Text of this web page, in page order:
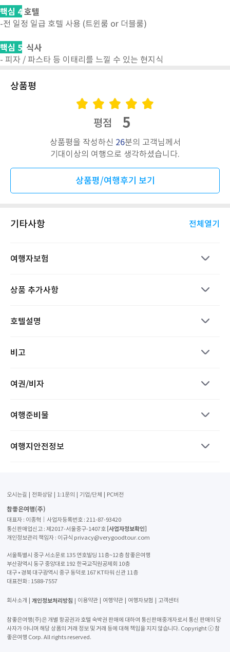
핵심 4호텔
-전 일정 일급 호텔 사용 (트윈룸 or 더블룸)
핵심 5 식사
- 피자 / 파스타 등 이태리를 느낄 수 있는 현지식
상품평
평점 5
상품평을 작성하신 26분의 고객님께서
기대이상의 여행으로 생각하셨습니다.
상품평/여행후기 보기
기타사항 전체열기
여행자보험
상품 추가사항
호텔설명
비고
여권/비자
여행준비물
여행지안전정보
오시는길 전화상담 1:1문의 기업/단체 PC버전
참좋은여행(주)
대표자 : 이종혁│사업자등록번호 : 211-87-93420
통신판매업신고 : 제2017-서울중구-1407호 [사업자정보확인]
개인정보관리 책임자 : 이규식 privacy@verygoodtour.com
서울특별시 중구 서소문로 135 연호빌딩 11층~12층 참좋은여행
부산광역시 동구 중앙대로 192 한국교직원공제회 10층
대구 • 경북 대구광역시 중구 동덕로 167 KT타워 신관 11층
대표전화 : 1588-7557
회사소개 개인정보처리방침 이용약관 여행약관 여행자보험 고객센터
참좋은여행(주)은 개별 항공권과 호텔 숙박권 판매에 대하여 통신판매중개자로서 통신 판매의 당
사자가 아니며 해당 상품의 거래 정보 및 거래 등에 대해 책임을 지지 않습니다. Copyright ⓒ 참
좋은여행 Corp. All rights reserved.